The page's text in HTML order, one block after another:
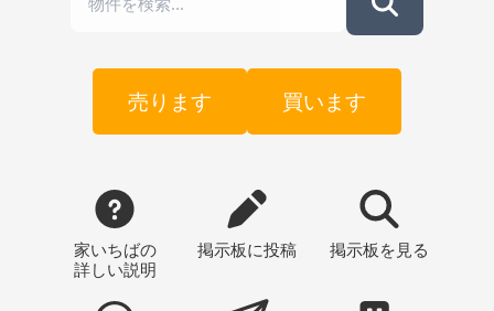
売ります 買います
家いちばの
詳しい説明
掲示板に投稿 掲示板 を見る